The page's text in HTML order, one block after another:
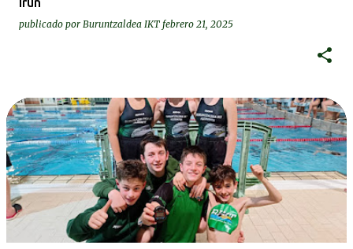
publicado por Buruntzaldea IKT febrero 21, 2025